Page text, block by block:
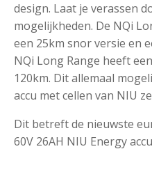
design. Laat je verassen
mogelijkheden. De NQi
een 25km snor versie en
NQi Long Range heeft
120km. Dit allemaal
accu met cellen van NIU
Dit betreft de nieuwste
60V 26AH NIU Energy